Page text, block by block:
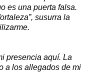
es una puerta falsa.
susurra la
presencia aquí. La
a los allegados de mi